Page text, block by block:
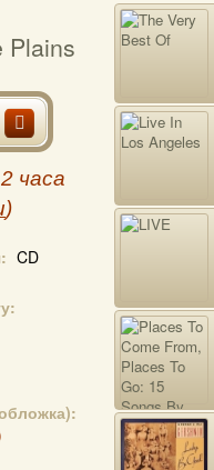
Plains
часа
)
CD